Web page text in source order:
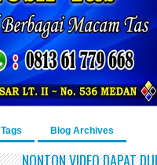
Tags Blog Archives
NONTON VIDEO DAPAT